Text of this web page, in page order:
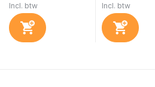
Incl. btw Incl. btw